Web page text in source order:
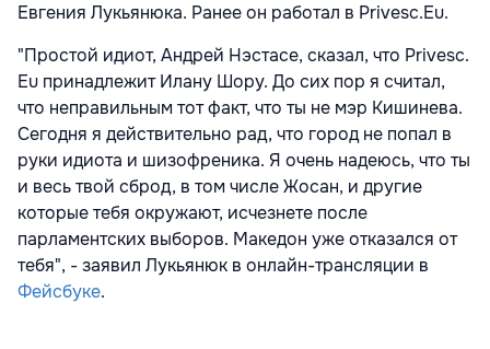
Евгения Лукьянюка. Ранее он работал в Privesc.Eu.
"Простой идиот, Андрей Нэстасе, сказал, что Privesc.
Eu принадлежит Илану Шору. До сих пор я считал,
что неправильным тот факт, что ты не мэр Кишинева.
Сегодня я действительно рад, что город не попал в
руки идиота и шизофреника. Я очень надеюсь, что ты
и весь твой сброд, в том числе Жосан, и другие
которые тебя окружают, исчезнете после
парламентских выборов. Македон уже отказался от
тебя", - заявил Лукьянюк в онлайн-трансляции в
Фейсбуке.